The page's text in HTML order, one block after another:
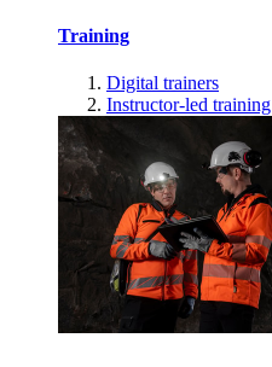
Training
Digital trainers
Instructor-led training